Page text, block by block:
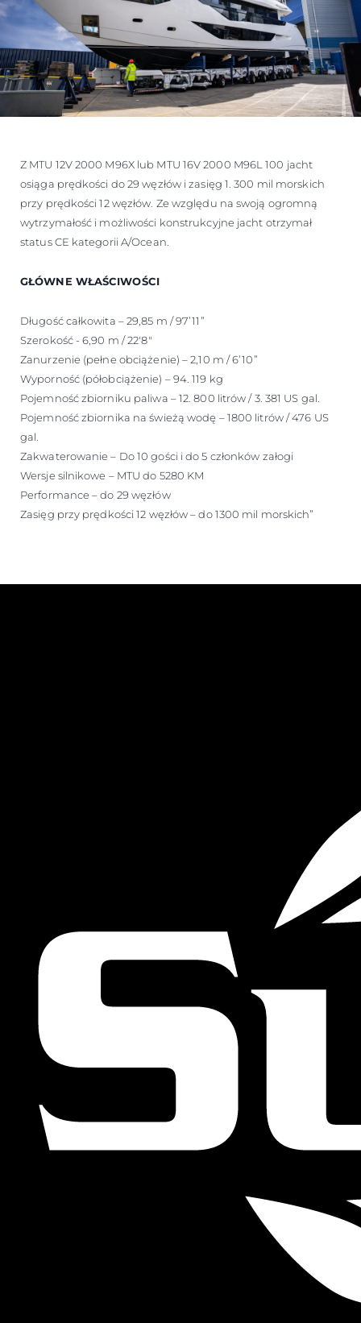
Z MTU 12V 2000 M96X lub MTU 16V 2000 M96L 100 jacht
osiąga prędkości do 29 węzłów i zasięg 1. 300 mil morskich
przy prędkości 12 węzłów. Ze względu na swoją ogromną
wytrzymałość i możliwości konstrukcyjne jacht otrzymał
status CE kategorii A/Ocean.
GŁÓWNE WŁAŚCIWOŚCI
Długość całkowita – 29,85 m / 97’11”
Szerokość - 6,90 m / 22'8"
Zanurzenie (pełne obciążenie) – 2,10 m / 6’10”
Wyporność (półobciążenie) – 94. 119 kg
Pojemność zbiorniku paliwa – 12. 800 litrów / 3. 381 US gal.
Pojemność zbiornika na świeżą wodę – 1800 litrów / 476 US
gal.
Zakwaterowanie – Do 10 gości i do 5 członków załogi
Wersje silnikowe – MTU do 5280 KM
Performance – do 29 węzłów
Zasięg przy prędkości 12 węzłów – do 1300 mil morskich”